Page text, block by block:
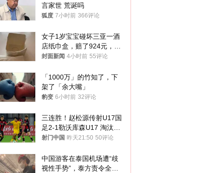
言家世 荒诞吗
狐度 7小时前 366评论
女子1岁宝宝碰坏三亚一酒
店纸巾盒，赔了924元，发
帖吐槽后酒店退还一半的
封面新闻 4小时前 55评论
「1000万」的竹知了，下
架了「余大嘴」
豹变 6小时前 32评论
三连胜！赵松源传射U17国
足2-1勒沃库森U17 淘汰赛
将战河床
射门中国 昨天21:50 50评论
中国游客在泰国机场遭“歧
视性手势”，泰方责令全面